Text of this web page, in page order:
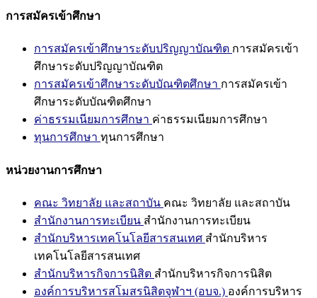
การสมัครเข้าศึกษา
การสมัครเข้าศึกษาระดับปริญญาบัณฑิต การสมัครเข้า
ศึกษาระดับปริญญาบัณฑิต
การสมัครเข้าศึกษาระดับบัณฑิตศึกษา การสมัครเข้า
ศึกษาระดับบัณฑิตศึกษา
ค่าธรรมเนียมการศึกษา ค่าธรรมเนียมการศึกษา
ทุนการศึกษา ทุนการศึกษา
หน่วยงานการศึกษา
คณะ วิทยาลัย และสถาบัน คณะ วิทยาลัย และสถาบัน
สำนักงานการทะเบียน สำนักงานการทะเบียน
สำนักบริหารเทคโนโลยีสารสนเทศ สำนักบริหาร
เทคโนโลยีสารสนเทศ
สำนักบริหารกิจการนิสิต สำนักบริหารกิจการนิสิต
องค์การบริหารสโมสรนิสิตจุฬาฯ (อบจ.) องค์การบริหาร